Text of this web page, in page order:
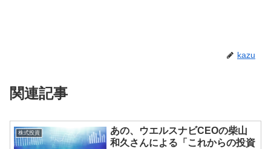
kazu
関連記事
株式投資
あの、ウエルスナビCEOの柴山
和久さんによる「これからの投資